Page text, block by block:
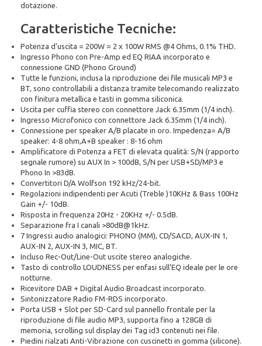
dotazione.
Caratteristiche Tecniche:
Potenza d’uscita = 200W = 2 x 100W RMS @4 Ohms, 0.1% THD.
Ingresso Phono con Pre-Amp ed EQ RIAA incorporato e
connessione GND (Phono Ground)
Tutte le funzioni, inclusa la riproduzione dei file musicali MP3 e
BT, sono controllabili a distanza tramite telecomando realizzato
con finitura metallica e tasti in gomma siliconica.
Uscita per cuffia stereo con connettore Jack 6.35mm (1/4 inch).
Ingresso Microfonico con connettore Jack 6.35mm (1/4 inch).
Connessione per speaker A/B placate in oro. Impedenza= A/B
speaker: 4-8 ohm,A+B speaker : 8-16 ohm
Amplificatore di Potenza a FET di elevata qualità: S/N (rapporto
segnale rumore) su AUX In > 100dB, S/N per USB+SD/MP3 e
Phono In >83dB.
Convertitori D/A Wolfson 192 kHz/24-bit.
Regolazioni indipendenti per Acuti (Treble )10KHz & Bass 100Hz
Gain +/- 10dB.
Risposta in frequenza 20Hz - 20KHz +/- 0.5dB.
Separazione fra I canali >80dB@1kHz.
7 Ingressi audio analogici: PHONO (MM), CD/SACD, AUX-IN 1,
AUX-IN 2, AUX-IN 3, MIC, BT.
Incluso Rec-Out/Line-Out uscite stereo analogiche.
Tasto di controllo LOUDNESS per enfasi sull’EQ ideale per le ore
notturne.
Ricevitore DAB + Digital Audio Broadcast incorporato.
Sintonizzatore Radio FM-RDS incorporato.
Porta USB + Slot per SD-Card sul pannello frontale per la
riproduzione di file audio MP3, supporta fino a 128GB di
memoria, scrolling sul display dei Tag id3 contenuti nei file.
Piedini rialzati Anti-Vibrazione con cuscinetti in gomma (silicone).